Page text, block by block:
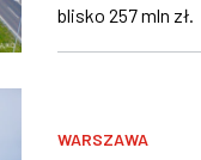
blisko 257 mln zł.
WARSZAWA